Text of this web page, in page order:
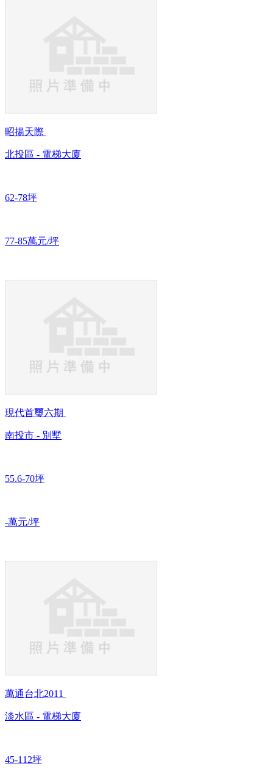
昭揚天際
北投區 - 電梯大廈
62-78坪
77-85萬元/坪
現代首璽六期
南投市 - 別墅
55.6-70坪
-萬元/坪
萬通台北2011
淡水區 - 電梯大廈
45-112坪